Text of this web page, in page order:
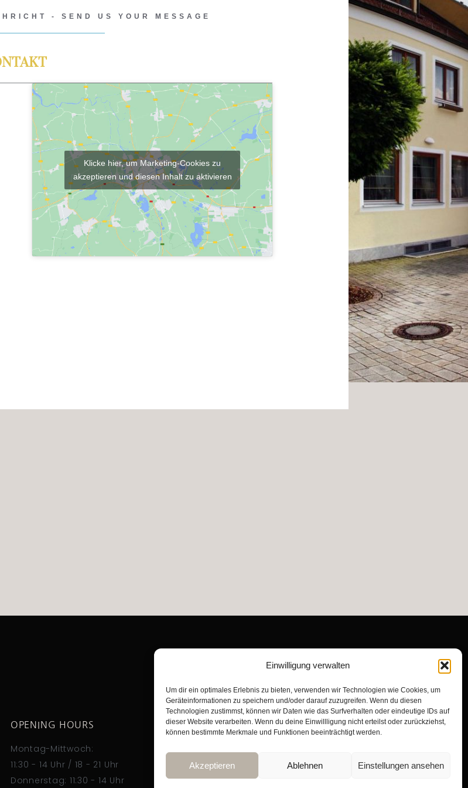
Einwilligung verwalten
Um dir ein optimales Erlebnis zu bieten, verwenden wir Technologien wie Cookies, um
Geräteinformationen zu speichern und/oder darauf zuzugreifen. Wenn du diesen
Technologien zustimmst, können wir Daten wie das Surfverhalten oder eindeutige IDs auf
dieser Website verarbeiten. Wenn du deine Einwillligung nicht erteilst oder zurückziehst,
können bestimmte Merkmale und Funktionen beeinträchtigt werden.
Akzeptieren Ablehnen Einstellungen ansehen
- SEND US YOUR MESSAGE
Klicke hier, um Marketing-Cookies zu
akzeptieren und diesen Inhalt zu aktivieren
OPENING HOURS
Montag-Mittwoch:
11:30 - 14 Uhr / 18 - 21 Uhr
Donnerstag: 11:30 - 14 Uhr
F I